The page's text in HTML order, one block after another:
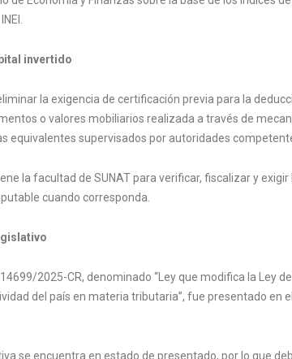
invertido
la exigencia de certificación previa para la
o valores mobiliarios realizada a través de
equivalentes supervisados por autoridades
la facultad de SUNAT para verificar, fiscalizar y
cuando corresponda.
14699/2025-CR, denominado “Ley que modifica la Ley
del país en materia tributaria”, fue presentado en
se encuentra en estado de presentado, por lo que